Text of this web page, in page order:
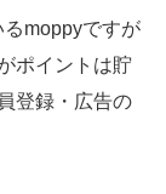
moppyですが
ポイントは貯
登録・広告の